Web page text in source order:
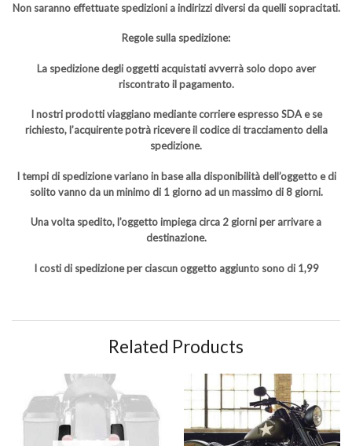
Non saranno effettuate spedizioni a indirizzi diversi da quelli sopracitati.
Regole sulla spedizione:
La spedizione degli oggetti acquistati avverrà solo dopo aver
riscontrato il pagamento.
I nostri prodotti viaggiano mediante corriere espresso SDA e se
richiesto, l’acquirente potrà ricevere il codice di tracciamento della
spedizione.
I tempi di spedizione variano in base alla disponibilità dell’oggetto e di
solito vanno da un minimo di 1 giorno ad un massimo di 8 giorni.
Una volta spedito, l’oggetto impiega circa 2 giorni per arrivare a
destinazione.
I costi di spedizione per ciascun oggetto aggiunto sono di 1,99
Related Products